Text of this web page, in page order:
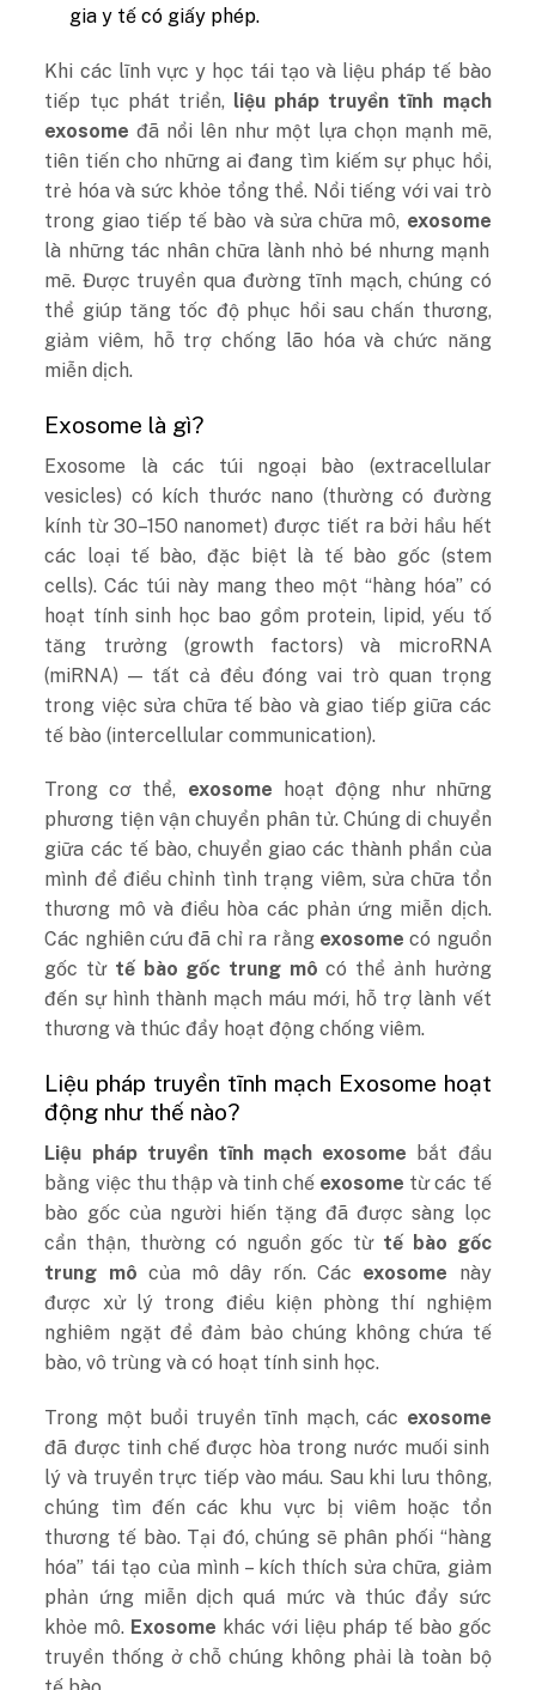
gia y tế có giấy phép.
Khi các lĩnh vực y học tái tạo và liệu pháp tế bào
tiếp tục phát triển, liệu pháp truyền tĩnh mạch
exosome đã nổi lên như một lựa chọn mạnh mẽ,
tiên tiến cho những ai đang tìm kiếm sự phục hồi,
trẻ hóa và sức khỏe tổng thể. Nổi tiếng với vai trò
trong giao tiếp tế bào và sửa chữa mô, exosome
là những tác nhân chữa lành nhỏ bé nhưng mạnh
mẽ. Được truyền qua đường tĩnh mạch, chúng có
thể giúp tăng tốc độ phục hồi sau chấn thương,
giảm viêm, hỗ trợ chống lão hóa và chức năng
miễn dịch.
Exosome là gì?
Exosome là các túi ngoại bào (extracellular
vesicles) có kích thước nano (thường có đường
kính từ 30–150 nanomet) được tiết ra bởi hầu hết
các loại tế bào, đặc biệt là tế bào gốc (stem
cells). Các túi này mang theo một “hàng hóa” có
hoạt tính sinh học bao gồm protein, lipid, yếu tố
tăng trưởng (growth factors) và microRNA
(miRNA) — tất cả đều đóng vai trò quan trọng
trong việc sửa chữa tế bào và giao tiếp giữa các
tế bào (intercellular communication).
Trong cơ thể, exosome hoạt động như những
phương tiện vận chuyển phân tử. Chúng di chuyển
giữa các tế bào, chuyển giao các thành phần của
mình để điều chỉnh tình trạng viêm, sửa chữa tổn
thương mô và điều hòa các phản ứng miễn dịch.
Các nghiên cứu đã chỉ ra rằng exosome có nguồn
gốc từ tế bào gốc trung môcó thể ảnh hưởng
đến sự hình thành mạch máu mới, hỗ trợ lành vết
thương và thúc đẩy hoạt động chống viêm.
Liệu pháp truyền tĩnh mạch Exosome hoạt
động như thế nào?
Liệu pháp truyền tĩnh mạch exosome bắt đầu
bằng việc thu thập và tinh chế exosome từ các tế
bào gốc của người hiến tặng đã được sàng lọc
cẩn thận, thường có nguồn gốc từ tế bào gốc
trung mô của mô dây rốn. Các exosome này
được xử lý trong điều kiện phòng thí nghiệm
nghiêm ngặt để đảm bảo chúng không chứa tế
bào, vô trùng và có hoạt tính sinh học.
Trong một buổi truyền tĩnh mạch, các exosome
đã được tinh chế được hòa trong nước muối sinh
lý và truyền trực tiếp vào máu. Sau khi lưu thông,
chúng tìm đến các khu vực bị viêm hoặc tổn
thương tế bào. Tại đó, chúng sẽ phân phối “hàng
hóa” tái tạo của mình – kích thích sửa chữa, giảm
phản ứng miễn dịch quá mức và thúc đẩy sức
khỏe mô. Exosome khác với liệu pháp tế bào gốc
truyền thống ở chỗ chúng không phải là toàn bộ